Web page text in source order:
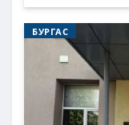
БУРГАС